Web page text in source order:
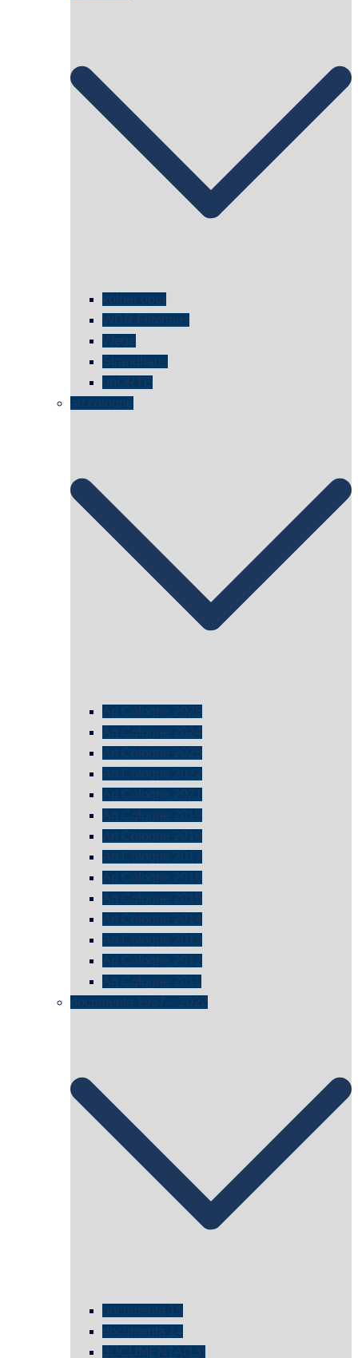
kölner oper
WDR Filmhaus
Wege
Strandhaus
unORTE
art cologne
Art Cologne 2025
Art Cologne 2024
Art Cologne 2023
Art Cologne 2022
Art Cologne 2021
Art Cologne 2019
Art Cologne 2018
Art Cologne 2017
Art Cologne 2016
Art Cologne 2015
Art Cologne 2014
Art Cologne 2013
Art Cologne 2012
Art Cologne 2011
documenta 1987 – 2022
documenta 15
documenta 14
dOCUMENTA(13)